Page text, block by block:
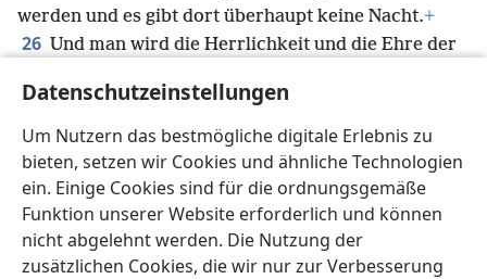
Datenschutzeinstellungen
Um Nutzern das bestmögliche digitale Erlebnis zu
bieten, setzen wir Cookies und ähnliche Technologien
ein. Einige Cookies sind für die ordnungsgemäße
Funktion unserer Website erforderlich und können
nicht abgelehnt werden. Die Nutzung der
zusätzlichen Cookies, die wir nur zur Verbesserung
werden und es gibt dort überhaupt keine Nacht.+
26 Und man wird die Herrlichkeit und die Ehre der
und jeder, der etwas Widerliches und Betrügerisches
tut, kommt auf keinen Fall in sie hinein,+sondern
nur die, die in der Buchrolle des Lebens stehen, die
dem Lamm gehört. +